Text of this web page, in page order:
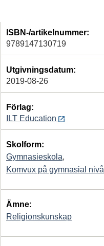
ISBN-/artikelnummer:
9789147130719
Utgivningsdatum:
2019-08-26
Förlag:
ILT Education
Skolform:
Gymnasieskola,
Komvux på gymnasial nivå
Ämne:
Religionskunskap